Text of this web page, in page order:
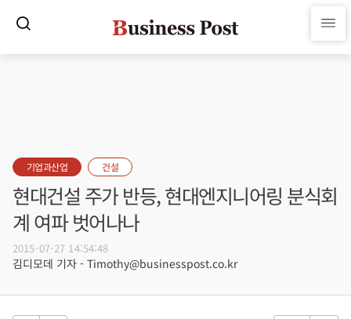
기업과산업 건설
현대건설 주가 반등, 현대엔지니어링 분식회
계 여파 벗어나나
2015-07-27 14:54:48
김디모데 기자 - Timothy@businesspost.co.kr